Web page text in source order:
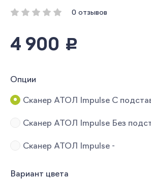
0 отзывов
4 900 руб.
Опции
Сканер АТОЛ Impulse С
Сканер АТОЛ Impulse Без
Сканер АТОЛ Impulse -
Вариант цвета